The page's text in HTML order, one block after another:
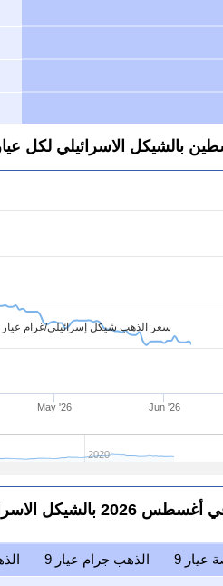
الاسرائيلي لكل عيار 9
سعر الذهب شيكل إسرائيلي/غرام عيار 9
May '26 Jun '26
2020
لكل عيار 9
9 الذهب جرام عيار 9